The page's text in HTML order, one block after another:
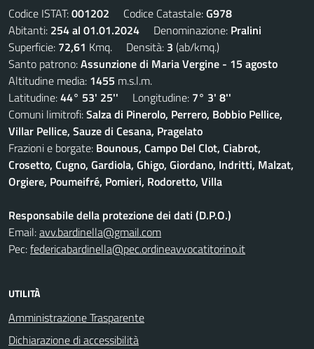
Codice ISTAT:001202 Codice Catastale:G978
Abitanti: 254 al 01.01.2024 Denominazione: Pralini
Superficie: 72,61 Kmq. Densità: 3 (ab/kmq.)
Santo patrono:Assunzione di Maria Vergine - 15 agosto
Altitudine media: 1455 m.s.l.m.
Latitudine:44° 53' 25'' Longitudine: 7° 3' 8''
Comuni limitrofi:Salza di Pinerolo, Perrero, Bobbio Pellice,
Villar Pellice, Sauze di Cesana, Pragelato
Frazioni e borgate: Bounous, Campo Del Clot, Ciabrot,
Crosetto, Cugno, Gardiola, Ghigo, Giordano, Indritti, Malzat,
Orgiere, Poumeifré, Pomieri, Rodoretto, Villa
Responsabile della protezione dei dati (D.P.O.)
Email:avv.bardinella@gmail.com
Pec:federicabardinella@pec.ordineavvocatitorino.it
UTILITÀ
Amministrazione Trasparente
Dichiarazione di accessibilità